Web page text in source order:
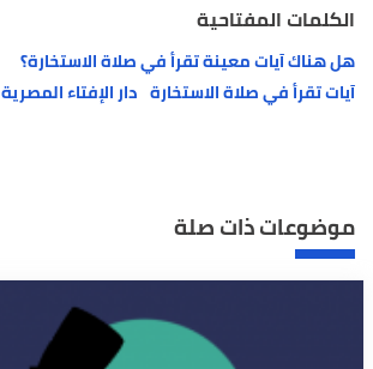
الكلمات المفتاحية
هل هناك آيات معينة تقرأ في صلاة الاستخارة؟
آيات تقرأ في صلاة الاستخارة دار الإفتاء المصرية
موضوعات ذات صلة